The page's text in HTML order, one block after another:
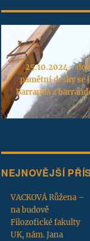
25.10.2024 -
pamětní desky se
Barranda z
NEJNOVĚJŠÍ
VACKOVÁ Růžena –
na budově
Filozofické fakulty
UK, nám. Jana